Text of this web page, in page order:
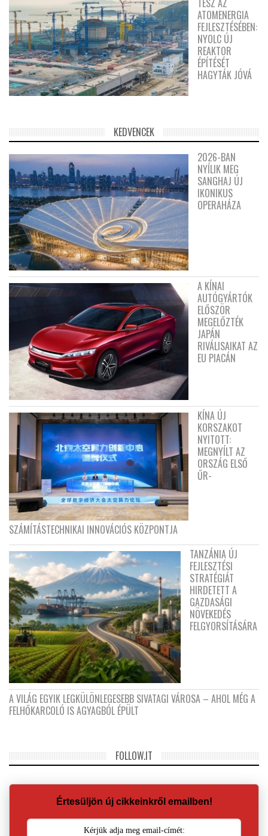
ATOMENERGIA
FEJLESZTÉSÉBEN:
NYOLC ÚJ
REAKTOR
ÉPÍTÉSÉT
HAGYTÁK JÓVÁ
KEDVENCEK
2026-BAN
NYÍLIK MEG
SANGHAJ ÚJ
IKONIKUS
OPERAHÁZA
A KÍNAI
AUTÓGYÁRTÓK
ELŐSZÖR
MEGELŐZTÉK
JAPÁN
RIVÁLISAIKAT AZ
EU PIACÁN
KÍNA ÚJ
KORSZAKOT
NYITOTT:
MEGNYÍLT AZ
ORSZÁG ELSŐ
ŰR-
SZÁMÍTÁSTECHNIKAI INNOVÁCIÓS KÖZPONTJA
TANZÁNIA ÚJ
FEJLESZTÉSI
STRATÉGIÁT
HIRDETETT A
GAZDASÁGI
NÖVEKEDÉS
FELGYORSÍTÁSÁRA
A VILÁG EGYIK LEGKÜLÖNLEGESEBB SIVATAGI VÁROSA – AHOL MÉG A
FELHŐKARCOLÓ IS AGYAGBÓL ÉPÜLT
FOLLOW.IT
Értesüljön új cikkeinkről emailben!